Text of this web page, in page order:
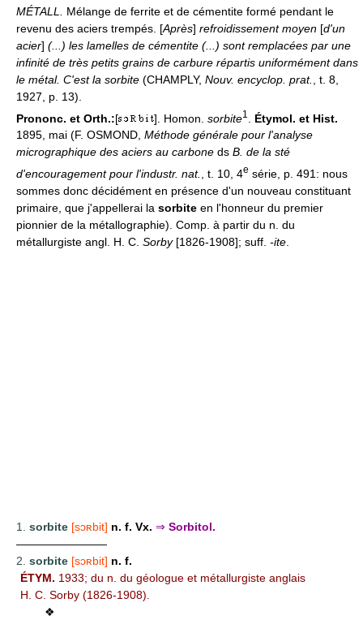
MÉTALL. Mélange de ferrite et de cémentite formé pendant le
revenu des aciers trempés. [Après] refroidissement moyen [d'un
acier] (...) les lamelles de cémentite (...) sont remplacées par une
infinité de très petits grains de carbure répartis uniformément dans
le métal. C'est la sorbite (CHAMPLY, Nouv. encyclop. prat.
, t. 8,
1927, p. 13).
Prononc. et Orth.:[ ]. Homon. sorbite1
Étymol. et Hist.
1895, mai (F. OSMOND, Méthode générale pour l'analyse
micrographique des aciers au carbone ds B. de la sté
d'encouragement pour l'industr. nat.
, t. 10, 4e série, p. 491: nous
sommes donc décidément en présence d'un nouveau constituant
primaire, que j'appellerai la sorbite en l'honneur du premier
pionnier de la métallographie). Comp. à partir du n. du
métallurgiste angl. H. C. Sorby[1826-1908]; suff. -ite
1. sorbite [sɔʀbit] n. f. Vx. ⇒ Sorbitol.
————————
2. sorbite [sɔʀbit] n. f.
ÉTYM. 1933; du n. du géologue et métallurgiste anglais
H. C. Sorby (1826-1908).
❖